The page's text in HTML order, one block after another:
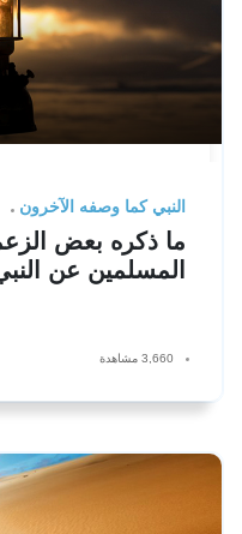
النبي كما وصفه الآخرون
ما ذكره بعض
المسلمين عن
3,660 مشاهدة